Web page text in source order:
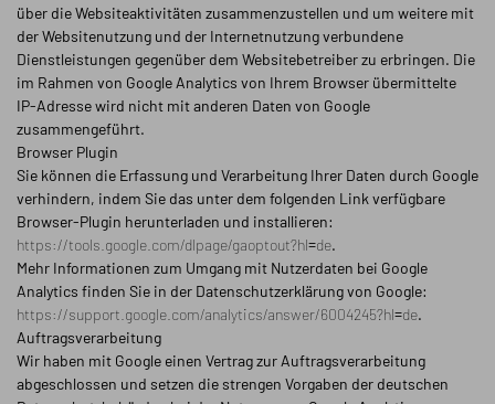
über die Websiteaktivitäten zusammenzustellen und um weitere mit
der Websitenutzung und der Internetnutzung verbundene
Dienstleistungen gegenüber dem Websitebetreiber zu erbringen. Die
im Rahmen von Google Analytics von Ihrem Browser übermittelte
IP-Adresse wird nicht mit anderen Daten von Google
zusammengeführt.
Browser Plugin
Sie können die Erfassung und Verarbeitung Ihrer Daten durch Google
verhindern, indem Sie das unter dem folgenden Link verfügbare
Browser-Plugin herunterladen und installieren:
https://tools.google.com/dlpage/gaoptout?hl=de.
Mehr Informationen zum Umgang mit Nutzerdaten bei Google
Analytics finden Sie in der Datenschutzerklärung von Google:
https://support.google.com/analytics/answer/6004245?hl=de.
Auftragsverarbeitung
Wir haben mit Google einen Vertrag zur Auftragsverarbeitung
abgeschlossen und setzen die strengen Vorgaben der deutschen